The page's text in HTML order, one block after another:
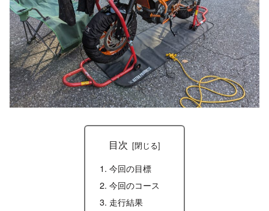
目次
今回の目標
今回のコース
走行結果